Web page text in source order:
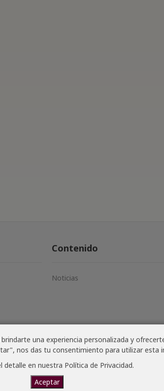
una experiencia personalizada y
nos das tu consentimiento para utilizar esta
detalle en nuestra Política de Privacidad.
Aceptar
Contenido
Noticias
· Website creado por